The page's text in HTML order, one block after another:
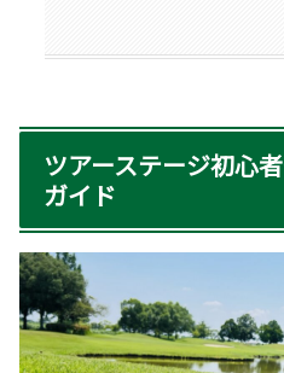
ツアーステージ初心
ガイド